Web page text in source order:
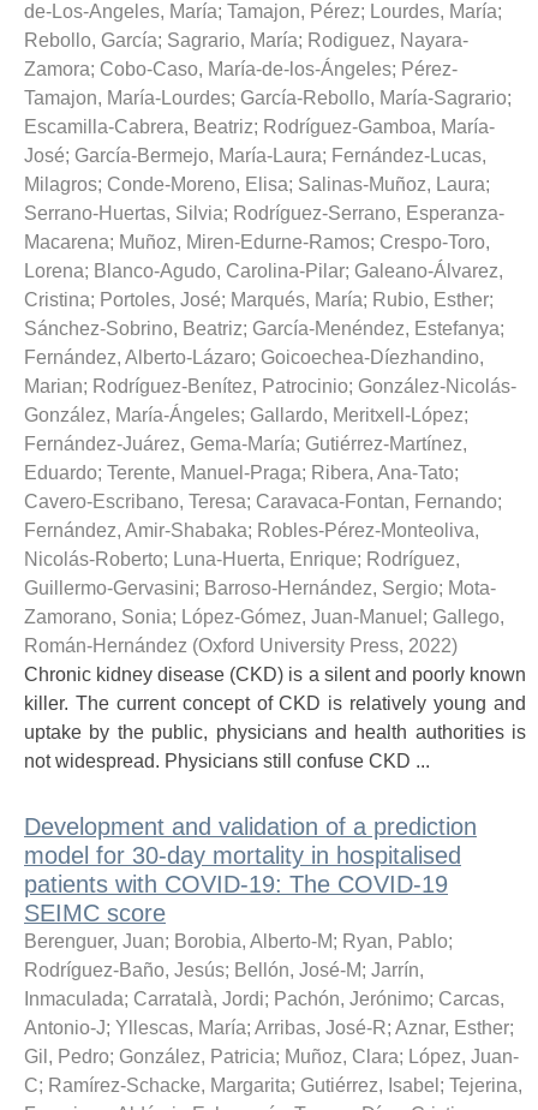
de-Los-Angeles, María; Tamajon, Pérez; Lourdes, María;
Rebollo, García; Sagrario, María; Rodiguez, Nayara-
Zamora; Cobo-Caso, María-de-los-Ángeles; Pérez-
Tamajon, María-Lourdes; García-Rebollo, María-Sagrario;
Escamilla-Cabrera, Beatriz; Rodríguez-Gamboa, María-
José; García-Bermejo, María-Laura; Fernández-Lucas,
Milagros; Conde-Moreno, Elisa; Salinas-Muñoz, Laura;
Serrano-Huertas, Silvia; Rodríguez-Serrano, Esperanza-
Macarena; Muñoz, Miren-Edurne-Ramos; Crespo-Toro,
Lorena; Blanco-Agudo, Carolina-Pilar; Galeano-Álvarez,
Cristina; Portoles, José; Marqués, María; Rubio, Esther;
Sánchez-Sobrino, Beatriz; García-Menéndez, Estefanya;
Fernández, Alberto-Lázaro; Goicoechea-Díezhandino,
Marian; Rodríguez-Benítez, Patrocinio; González-Nicolás-
González, María-Ángeles; Gallardo, Meritxell-López;
Fernández-Juárez, Gema-María; Gutiérrez-Martínez,
Eduardo; Terente, Manuel-Praga; Ribera, Ana-Tato;
Cavero-Escribano, Teresa; Caravaca-Fontan, Fernando;
Fernández, Amir-Shabaka; Robles-Pérez-Monteoliva,
Nicolás-Roberto; Luna-Huerta, Enrique; Rodríguez,
Guillermo-Gervasini; Barroso-Hernández, Sergio; Mota-
Zamorano, Sonia; López-Gómez, Juan-Manuel ; Gallego,
Román-Hernández (Oxford University Press, 2022)
Chronic kidney disease (CKD) is a silent and poorly known
killer. The current concept of CKD is relatively young and
uptake by the public, physicians and health authorities is
not widespread. Physicians still confuse CKD ...
Development and validation of a prediction
model for 30-day mortality in hospitalised
patients with COVID-19: The COVID-19
SEIMC score
Berenguer, Juan; Borobia, Alberto-M; Ryan, Pablo;
Rodríguez-Baño, Jesús; Bellón, José-M; Jarrín,
Inmaculada; Carratalà, Jordi; Pachón, Jerónimo; Carcas,
Antonio-J; Yllescas, María; Arribas, José-R; Aznar, Esther;
Gil, Pedro; González, Patricia; Muñoz, Clara; López, Juan-
C; Ramírez-Schacke, Margarita; Gutiérrez, Isabel ; Tejerina,